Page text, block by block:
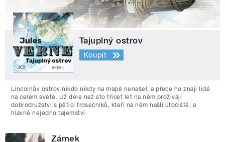
Tajuplný ostrov
Koupit
Lincolnův ostrov nikdo nikdy na mapě nenašel, a přece ho znají lidé
na celém světě. Už déle než sto třicet let na něm prožívají
dobrodružství s pěticí trosečníků, kteří na něm našli útočiště, a
hlavně nejedno tajemství.
Zámek